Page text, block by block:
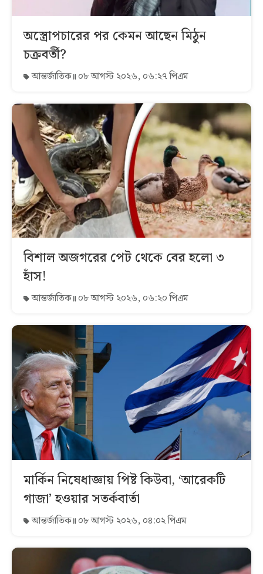
অস্ত্রোপচারের পর কেমন আছেন মিঠুন
চক্রবর্তী?
আন্তর্জাতিক ০৮ আগস্ট ২০২৬, ০৬:২৭ পিএম
বিশাল অজগরের পেট থেকে বের হলো ৩
হাঁস!
আন্তর্জাতিক ০৮ আগস্ট ২০২৬, ০৬:২০ পিএম
মার্কিন নিষেধাজ্ঞায় পিষ্ট কিউবা, ‘আরেকটি
গাজা’ হওয়ার সতর্কবার্তা
আন্তর্জাতিক ০৮ আগস্ট ২০২৬, ০৪:০২ পিএম